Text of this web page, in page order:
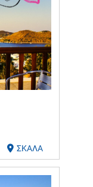
ΣΚΑΛΑ